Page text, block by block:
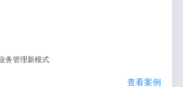
务管理新模式
查看案例